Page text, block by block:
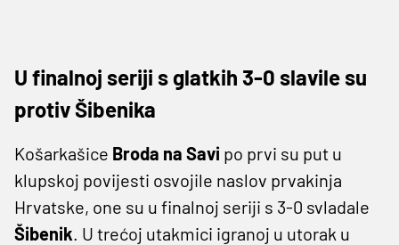
U finalnoj seriji s glatkih 3-0 slavile su
protiv Šibenika
Košarkašice Broda na Savi po prvi su put u
klupskoj povijesti osvojile naslov prvakinja
Hrvatske, one su u finalnoj seriji s 3-0 svladale
Šibenik. U trećoj utakmici igranoj u utorak u